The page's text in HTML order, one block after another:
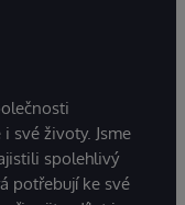
své životy. Jsme
spolehlivý
potřebují ke své